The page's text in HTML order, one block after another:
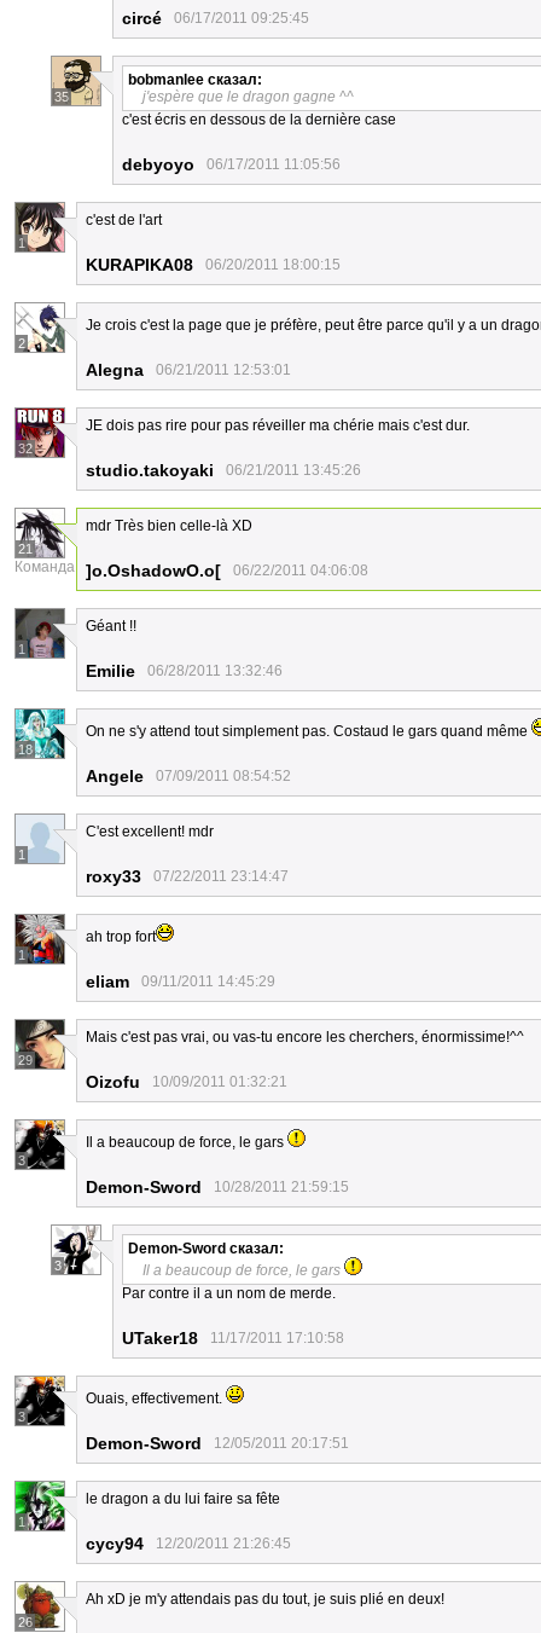
circé 06/17/2011 09:25:45
35
bobmanlee сказал:
j'espère que le dragon gagne ^^
c'est écris en dessous de la dernière case
debyoyo 06/17/2011 11:05:56
1
c'est de l'art
KURAPIKA08 06/20/2011 18:00:15
2
Je crois c'est la page que je préfère, peut être parce qu'il y a un
Alegna 06/21/2011 12:53:01
32
JE dois pas rire pour pas réveiller ma chérie mais c'est dur.
studio.takoyaki 06/21/2011 13:45:26
21
Команда
mdr Très bien celle-là XD
]o.OshadowO.o[ 06/22/2011 04:06:08
1
Géant !!
Emilie 06/28/2011 13:32:46
18
On ne s'y attend tout simplement pas. Costaud le gars quand même
Angele 07/09/2011 08:54:52
1
C'est excellent! mdr
roxy33 07/22/2011 23:14:47
1
ah trop fort
eliam 09/11/2011 14:45:29
29
Mais c'est pas vrai, ou vas-tu encore les cherchers, énormissime!^^
Oizofu 10/09/2011 01:32:21
3
Il a beaucoup de force, le gars
Demon-Sword 10/28/2011 21:59:15
3
Demon-Sword сказал:
Il a beaucoup de force, le gars
Par contre il a un nom de merde.
UTaker18 11/17/2011 17:10:58
3
Ouais, effectivement.
Demon-Sword 12/05/2011 20:17:51
1
le dragon a du lui faire sa fête
cycy94 12/20/2011 21:26:45
26
Ah xD je m'y attendais pas du tout, je suis plié en deux!